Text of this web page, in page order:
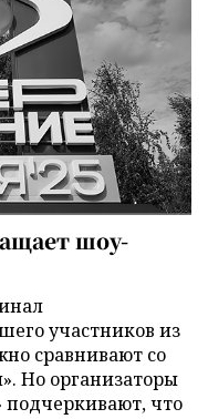
шоу-
участников из
сравнивают со
Но организаторы
что